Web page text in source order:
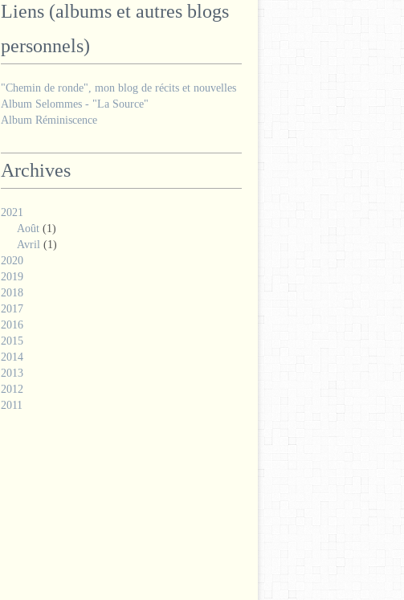
Liens (albums et autres blogs
personnels)
"Chemin de ronde", mon blog de récits et nouvelles
Album Selommes - "La Source"
Album Réminiscence
Archives
2021
Août (1)
Avril (1)
2020
2019
2018
2017
2016
2015
2014
2013
2012
2011